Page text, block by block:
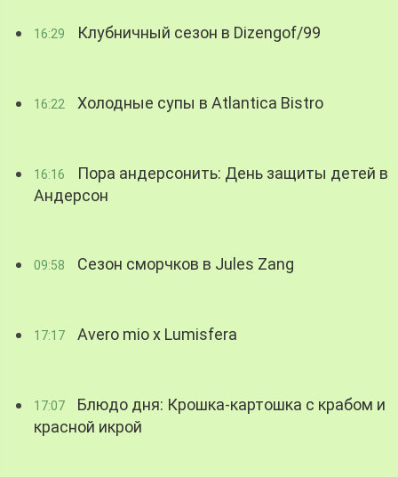
16:29 Клубничный сезон в Dizengof/99
16:22 Холодные супы в Atlantica Bistro
16:16
Пора андерсонить: День защиты детей в
Андерсон
09:58 Сезон сморчков в Jules Zang
17:17 Avero mio x Lumisfera
17:07
Блюдо дня: Крошка-картошка с крабом и
красной икрой